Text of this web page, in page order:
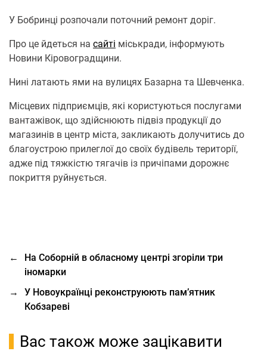
У Бобринці розпочали поточний ремонт доріг.
Про це йдеться на сайті міськради, інформують
Новини Кіровоградщини.
Нині латають ями на вулицях Базарна та Шевченка.
Місцевих підприємців, які користуються послугами
вантажівок, що здійснюють підвіз продукції до
магазинів в центр міста, закликають долучитись до
благоустрою прилеглої до своїх будівель території,
адже під тяжкістю тягачів із причіпами дорожнє
покриття руйнується.
←
На Соборній в обласному центрі згоріли три
іномарки
→
У Новоукраїнці реконструюють пам’ятник
Кобзареві
Вас також може зацікавити